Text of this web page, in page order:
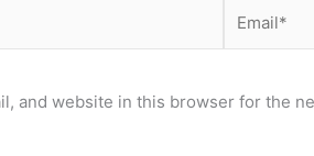
and website in this browser for the